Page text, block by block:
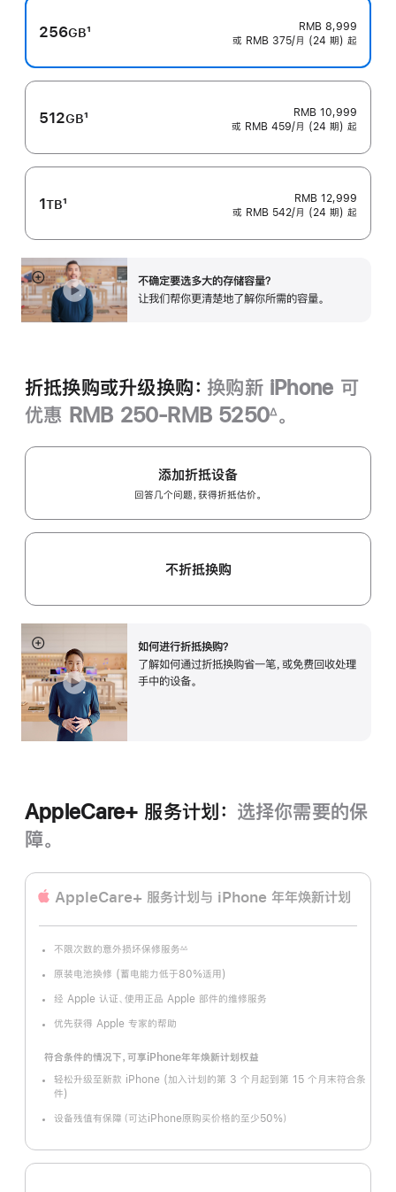
256GB
注
1
RMB 8,999
或 RMB 375/月 (24 期) 起
512GB
注
1
RMB 10,999
或 RMB 459/月 (24 期) 起
1TB
注
1
RMB 12,999
或 RMB 542/月 (24 期) 起
不确定要选多大的存储容量？
让我们帮你更清楚地了解你所需的容‍量‍。
展
开
折抵换购或升级换购： 换购新 iPhone 可
优惠 RMB 250-RMB 5250
注
∆。
添加折抵设备
回答几个问题，获得折抵估价。
不折抵换购
如何进行折抵换购？
了解如何通过折抵换购省一笔，或免费回收处理
手中的设备。
展
开
AppleCare+ 服务计划： 选择你需要的保
障。
AppleCare+ 服务计划 与 iPhone 年年焕新计划
不限次数的意外损坏保修服务∆∆
原装电池换修 (蓄电能力低于80%适用)
经 Apple 认证、使用正品 Apple 部件的维修服务
优先获得 Apple 专家的帮助
符合条件的情况下，可享iPhone年年焕新计划权益
轻松升级至新款 iPhone (加入计划的第 3 个月起到第 15 个月末符合条
件)
设备残值有保障（可达iPhone原购买价格的至少50%）